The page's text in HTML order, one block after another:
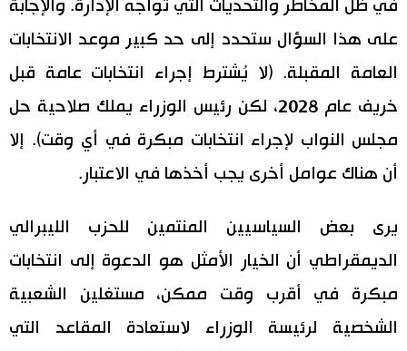
في ظل المخاطر والتحديات التي تواجه الإدارة. والإجابة
على هذا السؤال ستحدد إلى حد كبير موعد الانتخابات
العامة المقبلة. (لا يُشترط إجراء انتخابات عامة قبل
خريف عام 2028، لكن رئيس الوزراء يملك صلاحية حل
مجلس النواب لإجراء انتخابات مبكرة في أي وقت). إلا
أن هناك عوامل أخرى يجب أخذها في الاعتبار.
يرى بعض السياسيين المنتمين للحزب الليبرالي
الديمقراطي أن الخيار الأمثل هو الدعوة إلى انتخابات
مبكرة في أقرب وقت ممكن، مستغلين الشعبية
الشخصية لرئيسة الوزراء لاستعادة المقاعد التي